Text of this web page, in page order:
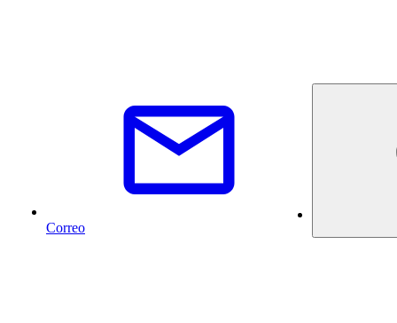
Correo